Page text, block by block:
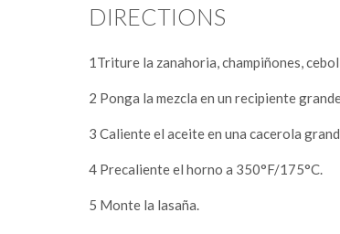
DIRECTIONS
1Triture la zanahoria, champiñones,
2 Ponga la mezcla en un recipiente
3 Caliente el aceite en una cacerola
4Precaliente el horno a 350°F/175°C.
5 Monte la lasaña.